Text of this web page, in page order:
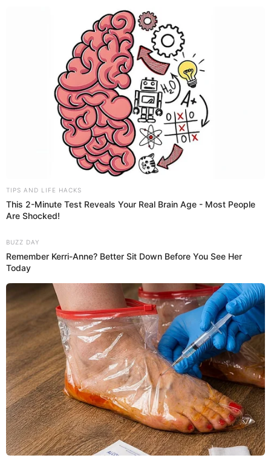
Viviana Regalado
@https://twitter.com/VivianaReg98538
elpopular.pe
elpopular.pe
12 May 2026 | 13:42 h
Actualizado12 May 2026 | 13:42 h